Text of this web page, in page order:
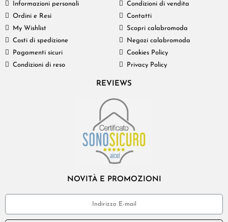
Informazioni personali
Ordini e Resi
My Wishlist
Costi di spedizione
Pagamenti sicuri
Condizioni di reso
Condizioni di vendita
Contatti
Scopri calabromoda
Negozi calabromoda
Cookies Policy
Privacy Policy
REVIEWS
NOVITÀ E PROMOZIONI